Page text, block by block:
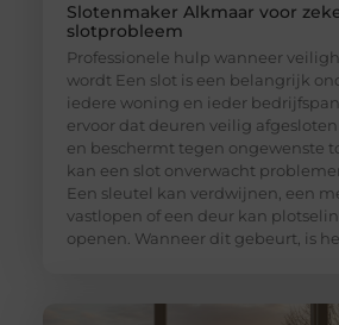
Slotenmaker Alkmaar voor
slotprobleem
Professionele hulp wanneer
wordt Een slot is een belangrijk
iedere woning en ieder
ervoor dat deuren veilig
en beschermt tegen ongewenste
kan een slot onverwacht
Een sleutel kan verdwijnen, een
vastlopen of een deur kan
openen. Wanneer dit gebeurt, is